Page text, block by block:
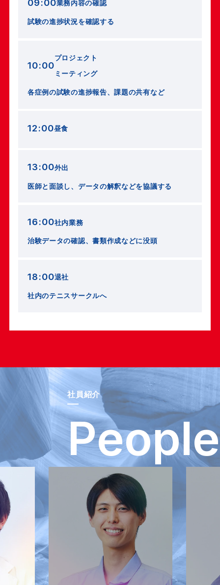
09:00業務内容の確認
試験の進捗状況を確認する
10:00
プロジェクト
ミーティング
各症例の試験の進捗報告、課題の共有など
12:00昼食
13:00外出
医師と面談し、データの解釈などを協議する
16:00社内業務
治験データの確認、書類作成などに没頭
18:00退社
社内のテニスサークルへ
社員紹介
People